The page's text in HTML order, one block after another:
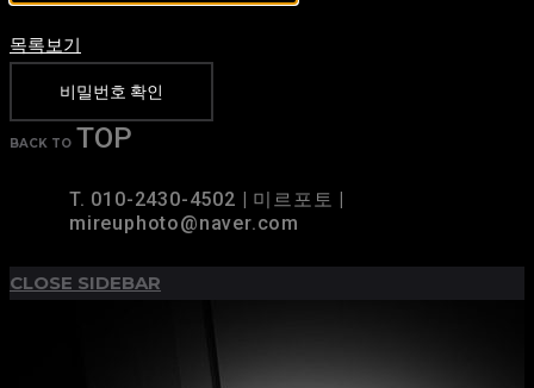
목록보기
비밀번호 확인
BACK TO TOP
T. 010-2430-4502 | 미르포토 |
mireuphoto@naver.com
CLOSE SIDEBAR